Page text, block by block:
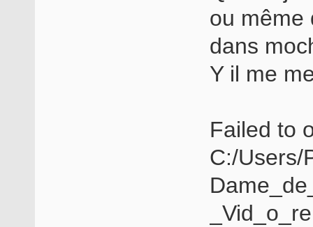
ou même
dans
Y il me
Failed to
C:/Users/